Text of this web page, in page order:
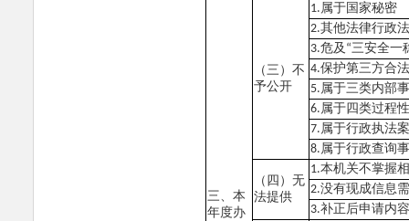
三、本
年度办
（三）不
予公开
1. 属于国家秘密
2.其他法律行政
3.危及 “三安全一
4.保护第三方合
5. 属于三类内部
6. 属于四类过程
7. 属于行政执法
8. 属于行政查询
（四）无
法提供
1.本机关不掌握
2.没有现成信息
3.补正后申请内